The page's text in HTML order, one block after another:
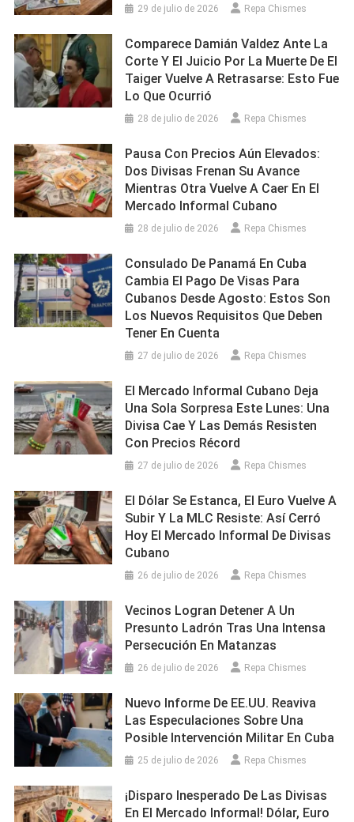
29 de julio de 2026 Repa Chismes
Comparece Damián Valdez Ante La
Corte Y El Juicio Por La Muerte De El
Taiger Vuelve A Retrasarse: Esto Fue
Lo Que Ocurrió
28 de julio de 2026 Repa Chismes
Pausa Con Precios Aún Elevados:
Dos Divisas Frenan Su Avance
Mientras Otra Vuelve A Caer En El
Mercado Informal Cubano
28 de julio de 2026 Repa Chismes
Consulado De Panamá En Cuba
Cambia El Pago De Visas Para
Cubanos Desde Agosto: Estos Son
Los Nuevos Requisitos Que Deben
Tener En Cuenta
27 de julio de 2026 Repa Chismes
El Mercado Informal Cubano Deja
Una Sola Sorpresa Este Lunes: Una
Divisa Cae Y Las Demás Resisten
Con Precios Récord
27 de julio de 2026 Repa Chismes
El Dólar Se Estanca, El Euro Vuelve A
Subir Y La MLC Resiste: Así Cerró
Hoy El Mercado Informal De Divisas
Cubano
26 de julio de 2026 Repa Chismes
Vecinos Logran Detener A Un
Presunto Ladrón Tras Una Intensa
Persecución En Matanzas
26 de julio de 2026 Repa Chismes
Nuevo Informe De EE.UU. Reaviva
Las Especulaciones Sobre Una
Posible Intervención Militar En Cuba
25 de julio de 2026 Repa Chismes
¡Disparo Inesperado De Las Divisas
En El Mercado Informal! Dólar, Euro